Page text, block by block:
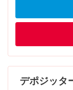
デポジッタ